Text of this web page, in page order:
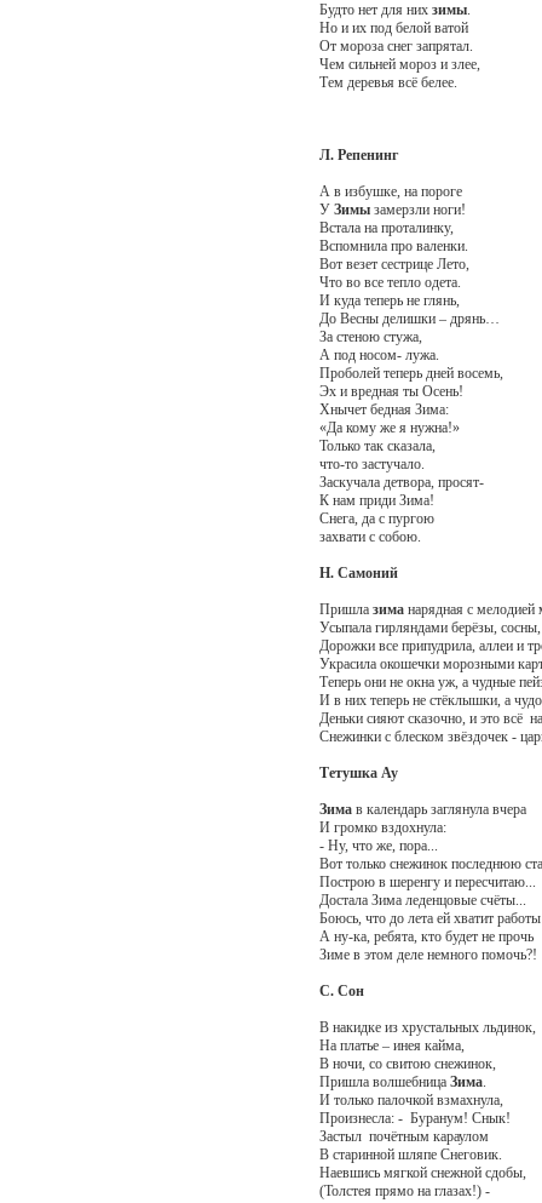
Будто нет для них зимы.
Но и их под белой ватой
От мороза снег запрятал.
Чем сильней мороз и злее,
Тем деревья всё белее.
Л. Репенинг
А в избушке, на пороге
У Зимызамерзли ноги!
Встала на проталинку,
Вспомнила про валенки.
Вот везет сестрице Лето,
Что во все тепло одета.
И куда теперь не глянь,
До Весны делишки – дрянь…
За стеною стужа,
А под носом- лужа.
Проболей теперь дней восемь,
Эх и вредная ты Осень!
Хнычет бедная Зима:
«Да кому же я нужна!»
Только так сказала,
что-то застучало.
Заскучала детвора, просят-
К нам приди Зима!
Снега, да с пургою
захвати с собою.
Н. Самоний
Пришла зиманарядная с мелодией
Усыпала гирляндами берёзы,
Дорожки все припудрила, аллеи и
Украсила окошечки морозными
Теперь они не окна уж, а чудные
И в них теперь не стёклышки, а
Деньки сияют сказочно, и это всё
Снежинки с блеском звёздочек -
Тетушка Ау
Зимав календарь заглянула вчера
И громко вздохнула:
- Ну, что же, пора...
Вот только снежинок последнюю
Построю в шеренгу и пересчитаю...
Достала Зима леденцовые счёты...
Боюсь, что до лета ей хватит
А ну-ка, ребята, кто будет не прочь
Зиме в этом деле немного помочь?!
С. Сон
В накидке из хрустальных льдинок,
На платье – инея кайма,
В ночи, со свитою снежинок,
Пришла волшебница Зима.
И только палочкой взмахнула,
Произнесла: - Буранум! Снык!
Застыл почётным караулом
В старинной шляпе Снеговик.
Наевшись мягкой снежной сдобы,
(Толстея прямо на глазах!) -